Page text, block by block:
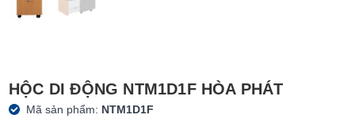
HỘC DI ĐỘNG NTM1D1F HÒA PHÁT
Mã sản phẩm: NTM1D1F